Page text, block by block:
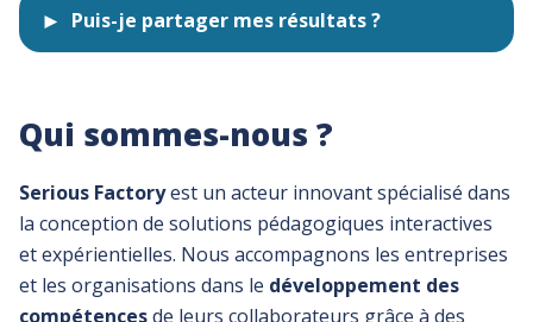
Puis-je partager mes résultats ?
Qui sommes-nous ?
Serious Factoryest un acteur innovant spécialisé dans
la conception de solutions pédagogiques interactives
et expérientielles. Nous accompagnons les entreprises
et les organisations dans le développement des
compétencesde leurs collaborateurs grâce à des